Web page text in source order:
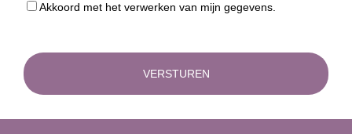
Akkoord met het verwerken van mijn gegevens.